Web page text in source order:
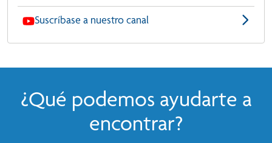
Suscríbase a nuestro canal
¿Qué podemos ayudarte a
encontrar?